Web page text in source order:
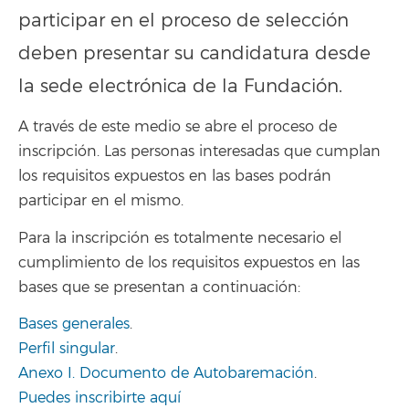
participar en el proceso de selección
deben presentar su candidatura desde
la sede electrónica de la Fundación.
A través de este medio se abre el proceso de
inscripción. Las personas interesadas que cumplan
los requisitos expuestos en las bases podrán
participar en el mismo.
Para la inscripción es totalmente necesario el
cumplimiento de los requisitos expuestos en las
bases que se presentan a continuación:
Bases generales.
Perfil singular.
Anexo I. Documento de Autobaremación.
Puedes inscribirte aquí